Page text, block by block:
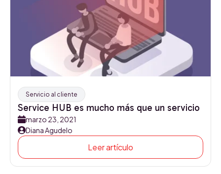
Servicio al cliente
Service HUB es mucho más que un servicio
marzo 23, 2021
Diana Agudelo
Leer artículo